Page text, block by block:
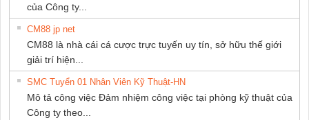
của Công ty...
CM88 jp net
CM88 là nhà cái cá cược trực tuyến uy tín, sở hữu thế giới
giải trí hiện...
SMC Tuyển 01 Nhân Viên Kỹ Thuật-HN
Mô tả công việc Đảm nhiệm công việc tại phòng kỹ thuật của
Công ty theo...